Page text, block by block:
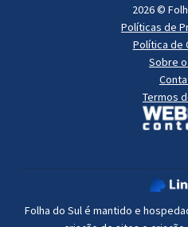
2026 ©
Políticas de
Política de
Sobre
Termos
Folha do Sul é mantido e